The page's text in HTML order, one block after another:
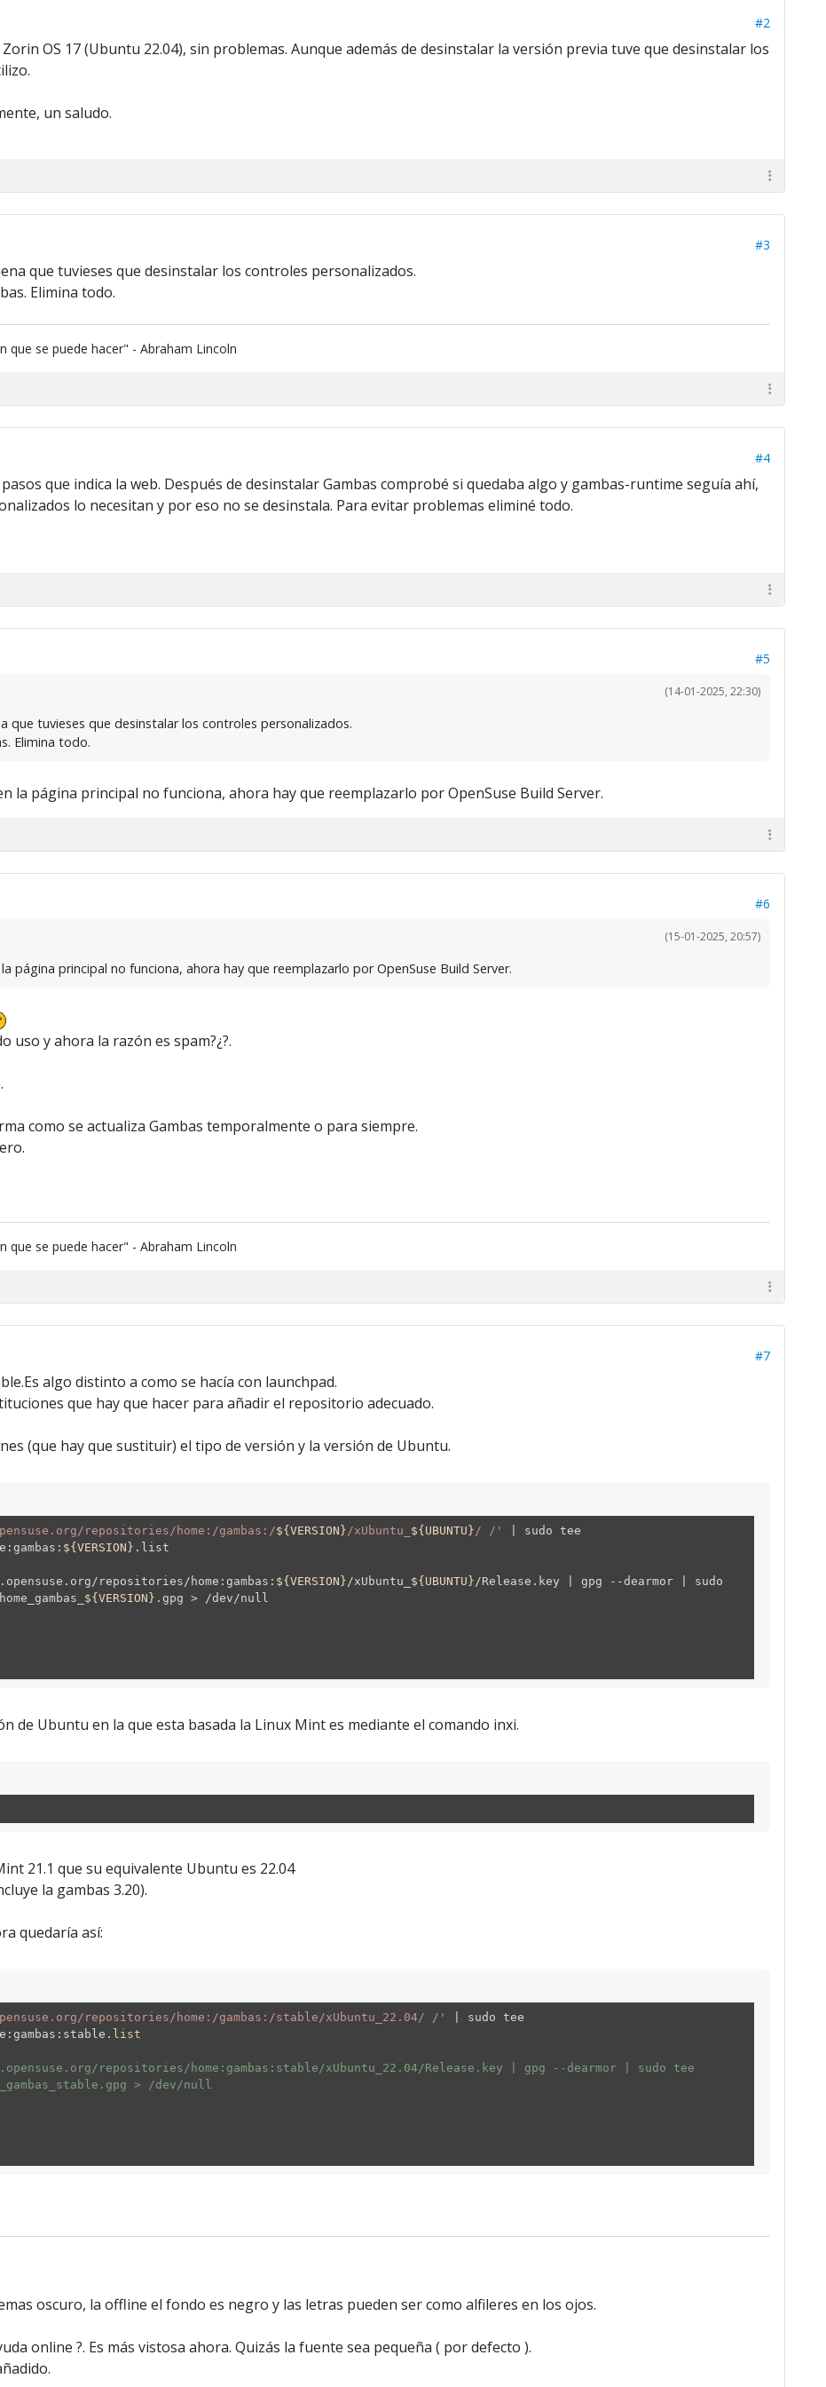
#2
OS 17 (Ubuntu 22.04), sin problemas. Aunque además de desinstalar la versión previa tuve que desinstalar los
un saludo.
#3
que tuvieses que desinstalar los controles personalizados.
Elimina todo.
que se puede hacer" - Abraham Lincoln
#4
que indica la web. Después de desinstalar Gambas comprobé si quedaba algo y gambas-runtime seguía ahí,
lo necesitan y por eso no se desinstala. Para evitar problemas eliminé todo.
#5
(14-01-2025, 22:30)
que tuvieses que desinstalar los controles personalizados.
Elimina todo.
la página principal no funciona, ahora hay que reemplazarlo por OpenSuse Build Server.
#6
(15-01-2025, 20:57)
página principal no funciona, ahora hay que reemplazarlo por OpenSuse Build Server.
uso y ahora la razón es spam?¿?.
como se actualiza Gambas temporalmente o para siempre.
que se puede hacer" - Abraham Lincoln
#7
algo distinto a como se hacía con launchpad.
que hay que hacer para añadir el repositorio adecuado.
(que hay que sustituir) el tipo de versión y la versión de Ubuntu.
repositories/home:/gambas:/${VERSION} /xUbuntu_ ${UBUNTU} / /'
| sudo tee
${VERSION} .list
repositories/home:gambas: ${VERSION} /xUbuntu_ ${UBUNTU} /Release.key | gpg --dearmor | sudo
${VERSION} .gpg > /dev/null
de Ubuntu en la que esta basada la Linux Mint es mediante el comando inxi.
21.1 que su equivalente Ubuntu es 22.04
la gambas 3.20).
quedaría así:
repositories/home:/gambas:/stable/xUbuntu_22.04/ /'
| sudo tee
list
repositories/home:gambas:stable/xUbuntu_22.04/Release.key | gpg --dearmor | sudo tee
> /dev/null
oscuro, la offline el fondo es negro y las letras pueden ser como alfileres en los ojos.
online ?. Es más vistosa ahora. Quizás la fuente sea pequeña ( por defecto ).